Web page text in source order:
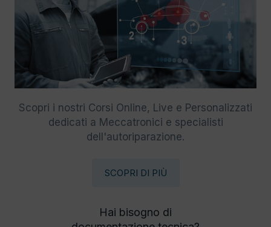
Scopri i nostri Corsi Online, Live e Personalizzati
dedicati a Meccatronici e specialisti
dell'autoriparazione.
SCOPRI DI PIÙ
Hai bisogno di